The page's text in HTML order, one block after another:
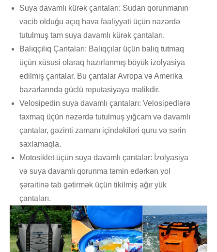
Suya davamlı kürək çantaları: Sudan qorunmanın
vacib olduğu açıq hava fəaliyyəti üçün nəzərdə
tutulmuş tam suya davamlı kürək çantaları.
Balıqçılıq Çantaları: Balıqçılar üçün balıq tutmaq
üçün xüsusi olaraq hazırlanmış böyük izolyasiya
edilmiş çantalar. Bu çantalar Avropa və Amerika
bazarlarında güclü reputasiyaya malikdir.
Velosipedin suya davamlı çantaları: Velosipedlərə
taxmaq üçün nəzərdə tutulmuş yığcam və davamlı
çantalar, gəzinti zamanı içindəkiləri quru və sərin
saxlamaqla.
Motosiklet üçün suya davamlı çantalar: İzolyasiya
və suya davamlı qorunma təmin edərkən yol
şəraitinə tab gətirmək üçün tikilmiş ağır yük
çantaları.